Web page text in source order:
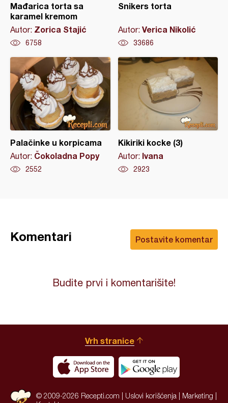
Mađarica torta sa
karamel kremom
Autor: Zorica Stajić
6758
Snikers torta
Autor: Verica Nikolić
33686
Palačinke u korpicama
Autor: Čokoladna Popy
2552
Kikiriki kocke (3)
Autor: Ivana
2923
Postavite komentar
Komentari
Budite prvi i komentarišite!
Vrh stranice
© 2009-2026 Recepti.com | Uslovi korišćenja Marketing